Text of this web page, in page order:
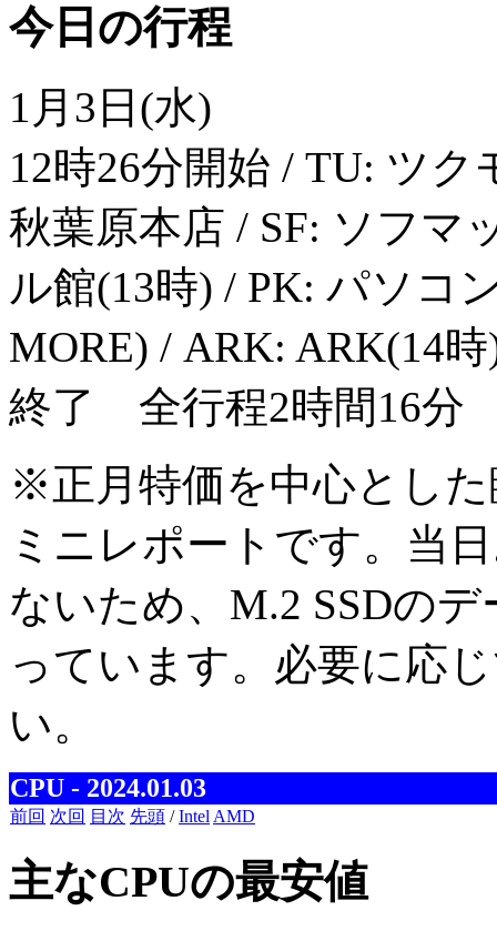
今日の行程
1月3日(水)
12時26分開始 / TU: ツ
秋葉原本店 / SF: ソフマ
ル館(13時) / PK: パソコ
MORE) / ARK: ARK(14
終了 全行程2時間16分
※正月特価を中心とし
ミニレポートです。当
ないため、M.2 SSDの
っています。必要に応
い。
CPU - 2024.01.03
前回 次回 目次 先頭 /Intel AMD
主なCPUの最安値